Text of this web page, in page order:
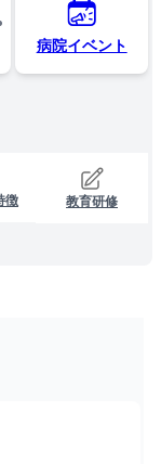
病院イベント
徴 教育研修